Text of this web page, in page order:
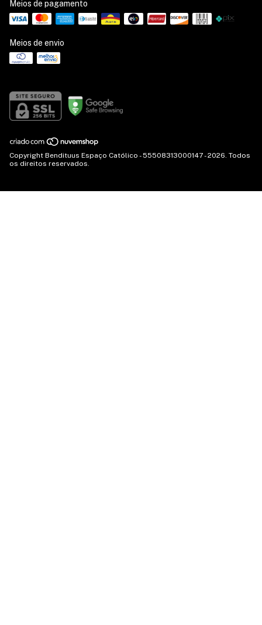
Meios de pagamento
Meios de envio
Copyright Bendituus Espaço Católico - 55508313000147 - 2026. Todos
os direitos reservados.